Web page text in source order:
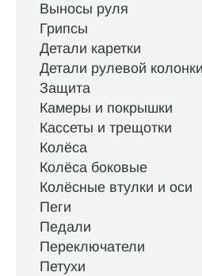
Выносы руля
Грипсы
Детали каретки
Детали рулевой колонки
Защита
Камеры и покрышки
Кассеты и трещотки
Колёса
Колёса боковые
Колёсные втулки и оси
Пеги
Педали
Переключатели
Петухи